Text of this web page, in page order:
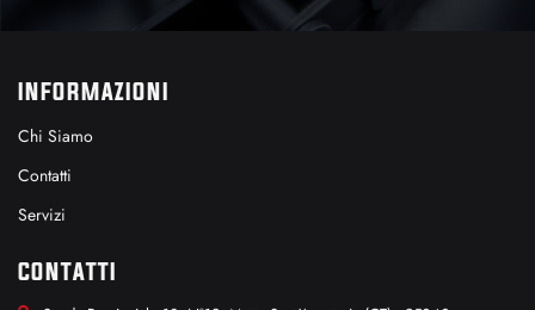
INFORMAZIONI
Chi Siamo
Contatti
Servizi
CONTATTI